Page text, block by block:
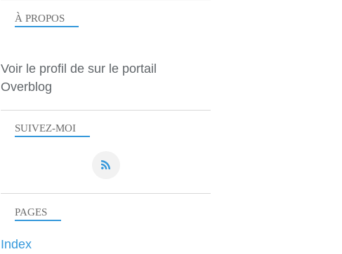
SUIVEZ-MOI
À PROPOS
Voir le profil de sur le portail
Overblog
PAGES
Index